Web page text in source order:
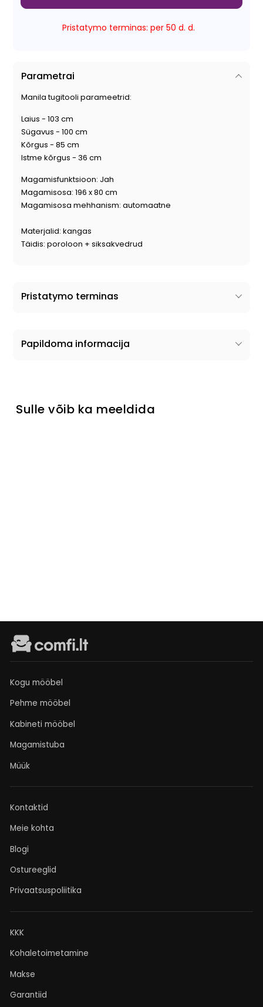
Pristatymo terminas: per 50 d. d.
Parametrai
Manila tugitooli parameetrid:
Laius - 103 cm
Sügavus - 100 cm
Kõrgus - 85 cm
Istme kõrgus - 36 cm
Magamisfunktsioon: Jah
Magamisosa: 196 x 80 cm
Magamisosa mehhanism: automaatne
Materjalid: kangas
Täidis: poroloon + siksakvedrud
Pristatymo terminas
Papildoma informacija
Sulle võib ka meeldida
Kogu mööbel
Pehme mööbel
Kabineti mööbel
Magamistuba
Müük
Kontaktid
Meie kohta
Blogi
Ostureeglid
Privaatsuspoliitika
KKK
Kohaletoimetamine
Makse
Garantiid